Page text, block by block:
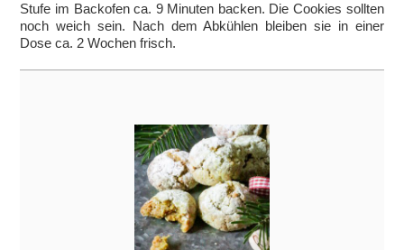
Stufe im Backofen ca. 9 Minuten backen. Die Cookies sollten
noch weich sein. Nach dem Abkühlen bleiben sie in einer
Dose ca. 2 Wochen frisch.